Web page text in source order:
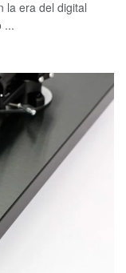
la era del digital
...